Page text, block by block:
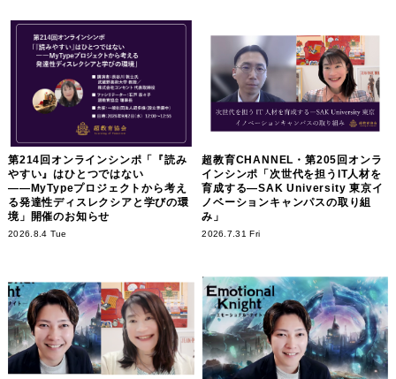
第214回オンラインシンポ「『読み
やすい』はひとつではない
――MyTypeプロジェクトから考え
る発達性ディスレクシアと学びの環
境」開催のお知らせ
2026.8.4 Tue
超教育CHANNEL・第205回オンラ
インシンポ「次世代を担うIT人材を
育成する―SAK University 東京イ
ノベーションキャンパスの取り組
み」
2026.7.31 Fri